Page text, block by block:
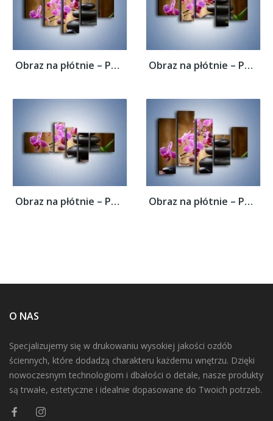
Obraz na płótnie – Po kwiatowej drabinie... Obraz na płótnie – Po kwiatowej drabinie...
Obraz na płótnie – Po kwiatowej drabinie... Obraz na płótnie – Po kwiatowej drabinie...
O NAS
Specjalizujemy się w drukowaniu wysokiej jakości ozdób
ściennych, które dodadzą charakteru każdemu wnętrzu. Dzięki
nowoczesnym technologiom i dbałości o detale, nasze produkty
są trwałe, estetyczne i idealnie dopasowane do Twoich potrzeb.